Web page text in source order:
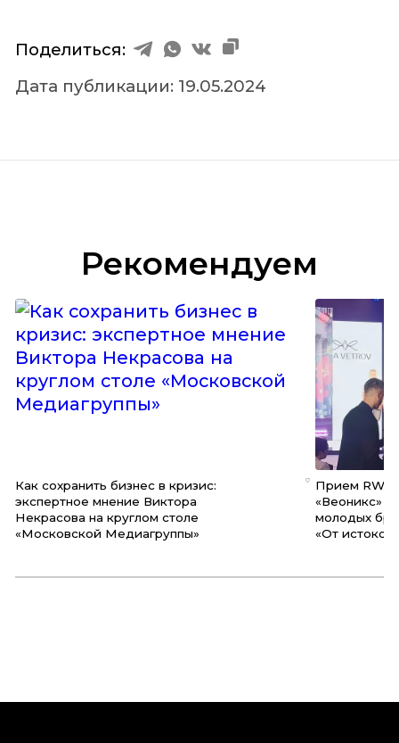
Поделиться:
Дaтa публикации: 19.05.2024
Рекомендуем
Как сохранить бизнес в кризис:
экспертное мнение Виктора
Некрасова на круглом столе
«Московской Медиагруппы»
Прием RWB:
«Веоникс»
молодых
«От истоков